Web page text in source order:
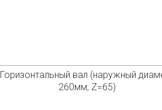
Горизонтальный вал (наружный
260мм, Z=65)